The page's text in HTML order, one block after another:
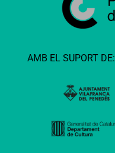
AMB EL SUPORT DE: